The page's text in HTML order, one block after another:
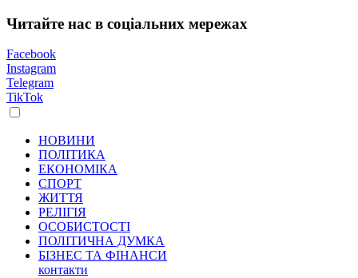
Читайте нас в соціальних мережах
Facebook
Instagram
Telegram
TikTok
НОВИНИ
ПОЛІТИКА
ЕКОНОМІКА
СПОРТ
ЖИТТЯ
РЕЛІГІЯ
ОСОБИСТОСТІ
ПОЛІТИЧНА ДУМКА
БІЗНЕС ТА ФІНАНСИ
контакти